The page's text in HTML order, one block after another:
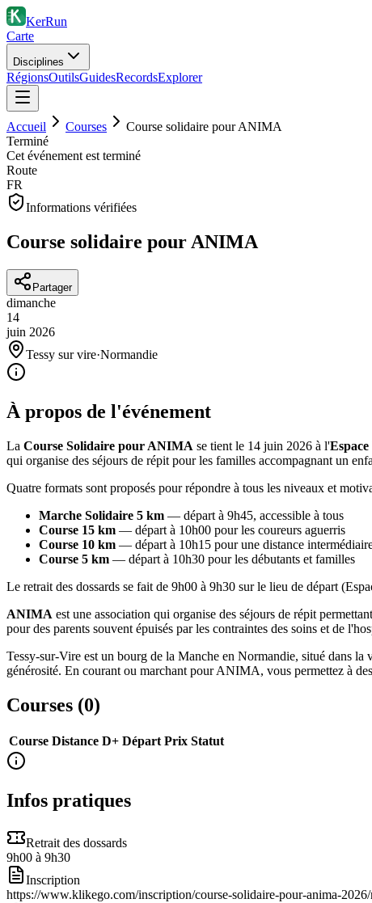
KerRun
Carte
Disciplines
RégionsOutilsGuidesRecordsExplorer
Accueil Courses
Course solidaire pour ANIMA
Terminé
Cet événement est terminé
Route
FR
Informations vérifiées
Course solidaire pour ANIMA
Partager
dimanche
14
juin 2026
Tessy sur vire·Normandie
À propos de l'événement
La Course Solidaire pour ANIMA se tient le 14 juin 2026 à l'
qui organise des séjours de répit pour les familles accompagnant un
Quatre formats sont proposés pour répondre à tous les niveaux et
Marche Solidaire 5 km — départ à 9h45, accessible à tous
Course 15 km — départ à 10h00 pour les coureurs aguerris
Course 10 km — départ à 10h15 pour une distance
Course 5 km — départ à 10h30 pour les débutants et familles
Le retrait des dossards se fait de 9h00 à 9h30 sur le lieu de départ
ANIMA est une association qui organise des séjours de répit
pour des parents souvent épuisés par les contraintes des soins et de
Tessy-sur-Vire est un bourg de la Manche en Normandie, situé dans
générosité. En courant ou marchant pour ANIMA, vous permettez à
Courses (0)
Course Distance D+ Départ Prix Statut
Infos pratiques
Retrait des dossards
9h00 à 9h30
Inscription
https://www.klikego.com/inscription/course-solidaire-pour-anima-